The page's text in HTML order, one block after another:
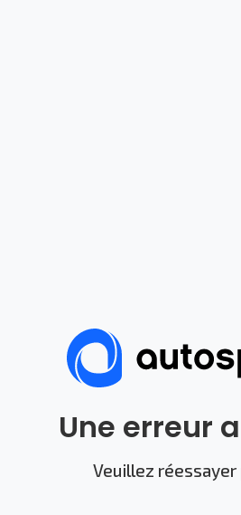
Une erreur
Veuillez réessayer